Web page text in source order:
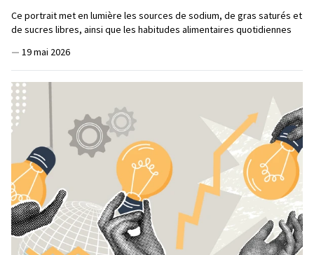
Ce portrait met en lumière les sources de sodium, de gras saturés et
de sucres libres, ainsi que les habitudes alimentaires quotidiennes
— 19 mai 2026